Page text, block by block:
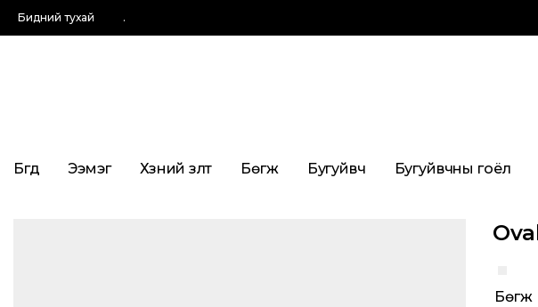
Бидний тухай .
Бүгд Ээмэг Хүзүүний зүүлт Бөгж Бугуйвч Бугуйвчны гоёл
,
Бөгж